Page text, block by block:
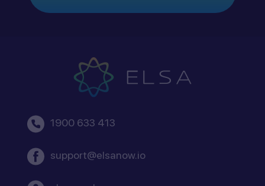
1900 633 413
support@elsanow.io